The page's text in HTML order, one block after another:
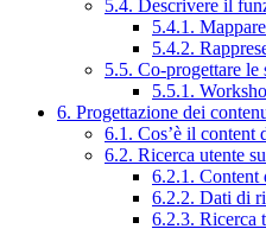
5.4. Descrivere il
5.4.1.
5.4.2.
5.5. Co-progettare le
5.5.1.
6. Progettazione dei
6.1. Cos’è il content
6.2. Ricerca utente
6.2.1. Content
6.2.2. Dati di
6.2.3. Ricerca